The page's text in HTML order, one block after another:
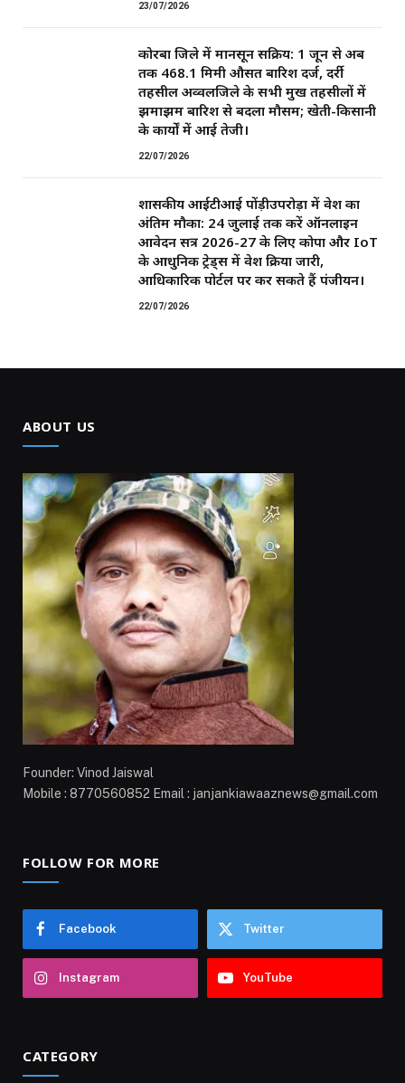
23/07/2026
कोरबा जिले में मानसून सक्रिय: 1 जून से अब
तक 468.1 मिमी औसत बारिश दर्ज, दर्री
तहसील अव्वलजिले के सभी प्रमुख तहसीलों में
झमाझम बारिश से बदला मौसम; खेती-किसानी
के कार्यों में आई तेजी।
22/07/2026
शासकीय आईटीआई पोंड़ीउपरोड़ा में प्रवेश का
अंतिम मौका: 24 जुलाई तक करें ऑनलाइन
आवेदन सत्र 2026-27 के लिए कोपा और IoT
के आधुनिक ट्रेड्स में प्रवेश प्रक्रिया जारी,
आधिकारिक पोर्टल पर कर सकते हैं पंजीयन।
22/07/2026
ABOUT US
Founder: Vinod Jaiswal
Mobile : 8770560852 Email : janjankiawaaznews@gmail.com
FOLLOW FOR MORE
Facebook Twitter
Instagram YouTube
CATEGORY